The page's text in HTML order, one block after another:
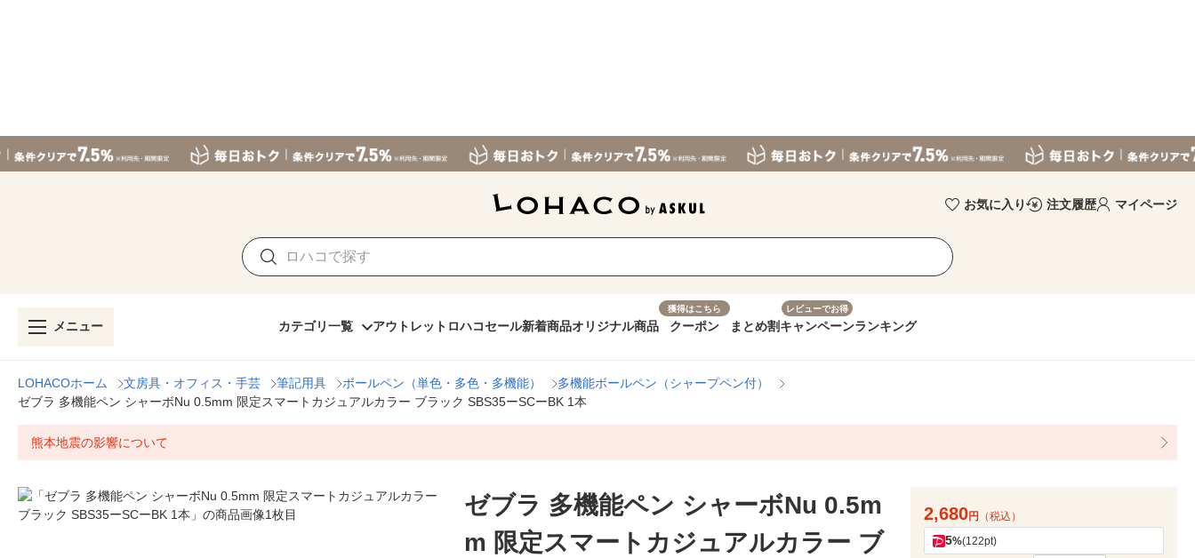
お気に入り 注文履歴 マイページ
メニュー カテゴリ一覧 アウトレット ロハコセール新着商品オリジナル商品
獲得はこちら
クーポン まとめ割
レビューでお得
キャンペーンランキング
LOHACOホーム 文房具・オフィス・手芸 筆記用具 ボールペン（単色・多色・多機能）
多機能ボールペン（シャープペン付）
ゼブラ 多機能ペン シャーボNu 0.5mm 限定スマートカジュアルカラー ブラック SBS35ーSCーBK 1本
熊本地震の影響について
ゼブラ 多機能ペン シャーボNu 0.5m
m 限定スマートカジュアルカラー ブ
2,680円 （税込）
5%(122pt)